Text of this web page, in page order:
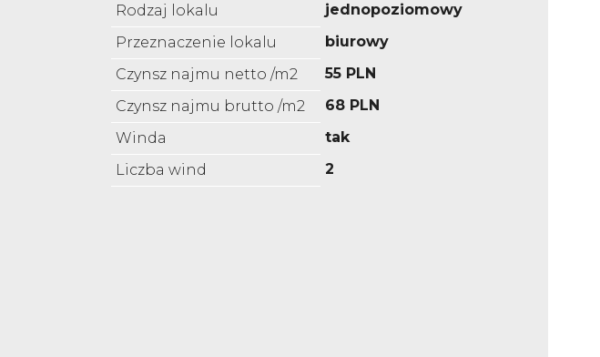
Rodzaj lokalu
jednopoziomowy
Przeznaczenie lokalu
biurowy
Czynsz najmu netto /m2
55 PLN
Czynsz najmu brutto /m2
68 PLN
Winda
tak
Liczba wind
2